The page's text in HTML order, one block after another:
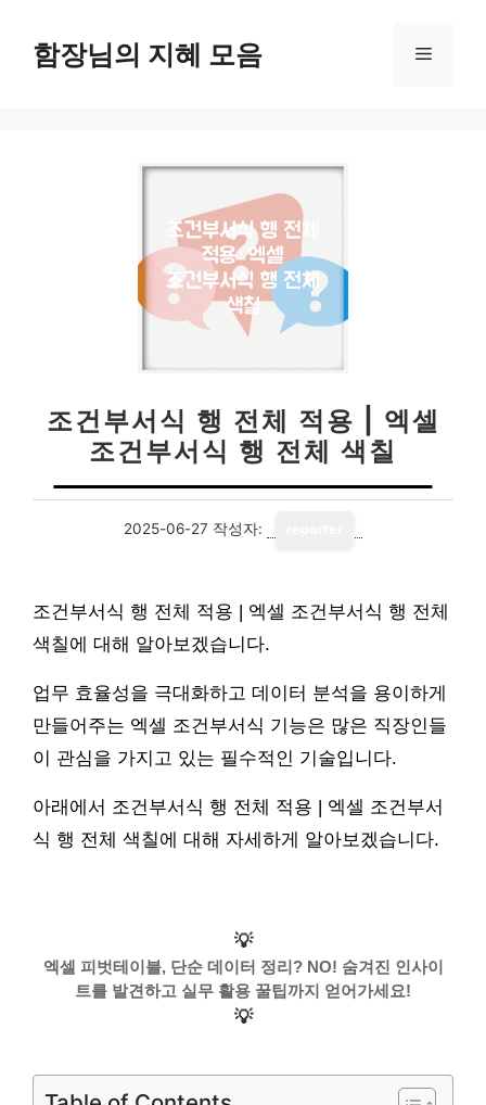
함장님의 지혜 모음 메
조건부서식 행 전체 적용 | 엑셀
조건부서식 행 전체 색칠
2025-06-27 작성자:
조건부서식 행 전체 적용 | 엑셀 조건부서식 행 전체
색칠에 대해 알아보겠습니다.
업무 효율성을 극대화하고 데이터 분석을 용이하게
만들어주는 엑셀 조건부서식 기능은 많은 직장인들
이 관심을 가지고 있는 필수적인 기술입니다.
아래에서 조건부서식 행 전체 적용 | 엑셀 조건부서
식 행 전체 색칠에 대해 자세하게 알아보겠습니다.
💡
엑셀 피벗테이블, 단순 데이터 정리? NO! 숨겨진 인사이
트를 발견하고 실무 활용 꿀팁까지 얻어가세요!
💡